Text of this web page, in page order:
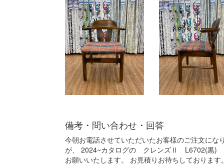
備考・問い合わせ・回答
今朝お電話させていただいたお客様のご注文に
が、 2024~カタログの クレンズⅡ L6702(黒)
お願いいたします。 お見積りお待ちしております